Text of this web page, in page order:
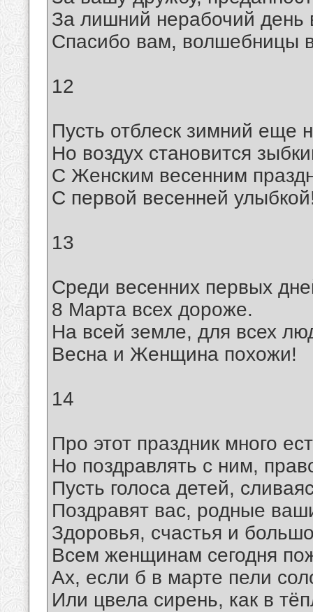
За лишний нерабочий день
Спасибо вам, волшебницы
12
Пусть отблеск зимний еще
Но воздух становится
С Женским весенним
С первой весенней
13
Среди весенних первых
8 Марта всех дороже.
На всей земле, для всех
Весна и Женщина похожи!
14
Про этот праздник много
Но поздравлять с ним,
Пусть голоса детей,
Поздравят вас, родные
Здоровья, счастья и
Всем женщинам сегодня
Ах, если б в марте пели
Или цвела сирень, как в